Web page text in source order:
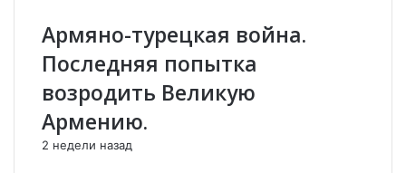
й
Т
р
а
н
к
н
ш
Армяно-турецкая война.
Последняя попытка
возродить Великую
Армению.
2 недели назад